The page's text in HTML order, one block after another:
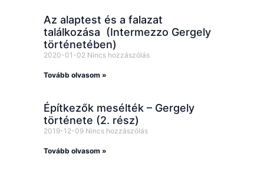
Az alaptest és a falazat
találkozása (Intermezzo Gergely
történetében)
2020-01-02 Nincs hozzászólás
Tovább olvasom »
Építkezők mesélték – Gergely
története (2. rész)
2019-12-09 Nincs hozzászólás
Tovább olvasom »